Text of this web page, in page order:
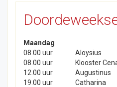
Maandag
08.00 uur
Aloysius
08.00 uur
Klooster
12.00 uur
Augustinus
19.00 uur
Catharina